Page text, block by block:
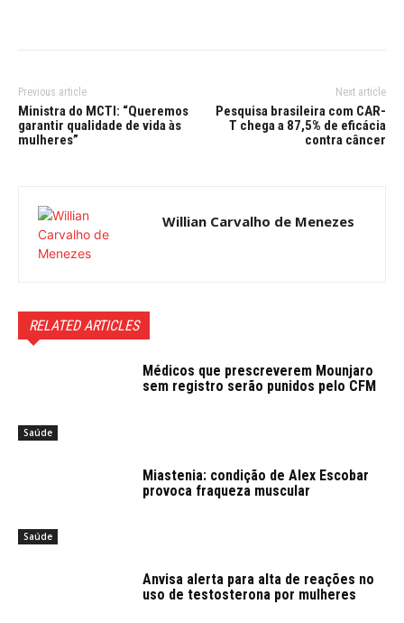
Previous article
Ministra do MCTI: “Queremos
garantir qualidade de vida às
mulheres”
Next article
Pesquisa brasileira com CAR-
T chega a 87,5% de eficácia
contra câncer
Willian Carvalho de Menezes
RELATED ARTICLES
Saúde
Médicos que prescreverem Mounjaro
sem registro serão punidos pelo CFM
Saúde
Miastenia: condição de Alex Escobar
provoca fraqueza muscular
Anvisa alerta para alta de reações no
uso de testosterona por mulheres